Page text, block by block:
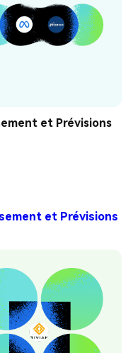
et Prévisions
et Prévisions